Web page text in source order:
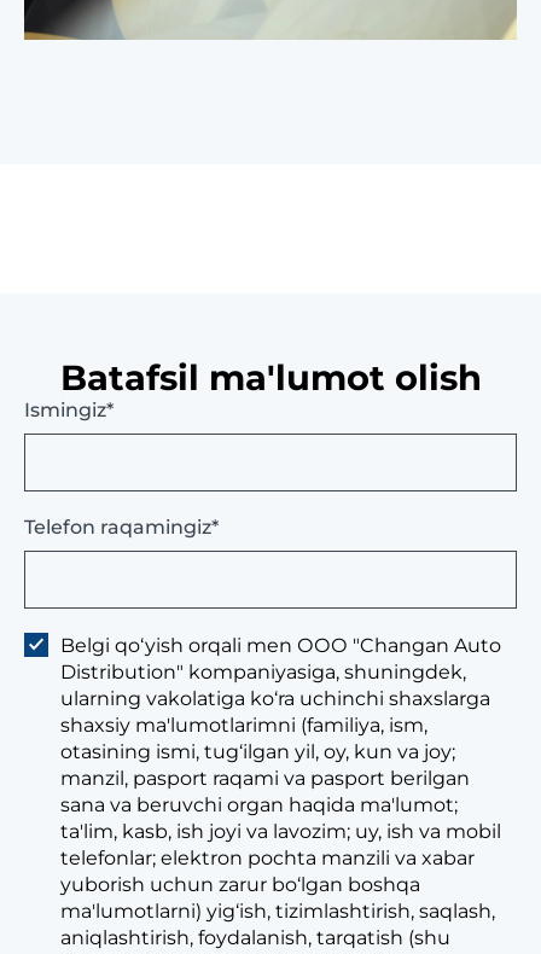
Batafsil ma'lumot olish
Ismingiz*
Telefon raqamingiz*
Belgi qo‘yish orqali men ООО "Changan Auto
Distribution" kompaniyasiga, shuningdek,
ularning vakolatiga ko‘ra uchinchi shaxslarga
shaxsiy ma'lumotlarimni (familiya, ism,
otasining ismi, tug‘ilgan yil, oy, kun va joy;
manzil, pasport raqami va pasport berilgan
sana va beruvchi organ haqida ma'lumot;
ta'lim, kasb, ish joyi va lavozim; uy, ish va mobil
telefonlar; elektron pochta manzili va xabar
yuborish uchun zarur bo‘lgan boshqa
ma'lumotlarni) yig‘ish, tizimlashtirish, saqlash,
aniqlashtirish, foydalanish, tarqatish (shu